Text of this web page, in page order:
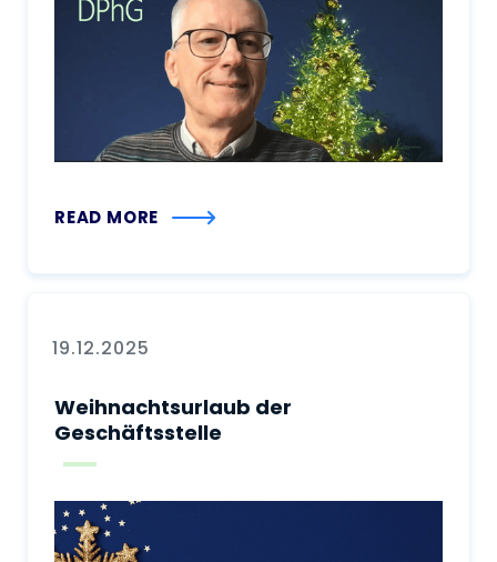
READ MORE
19.12.2025
Weihnachtsurlaub der
Geschäftsstelle